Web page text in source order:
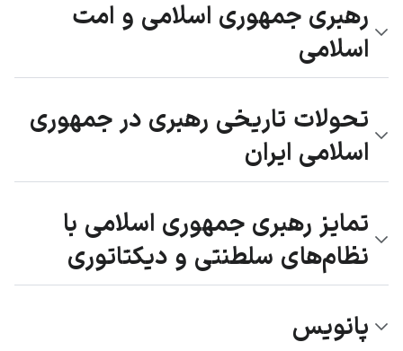
رهبری جمهوری اسلامی و امت
اسلامی
تحولات تاریخی رهبری در جمهوری
اسلامی ایران
تمایز رهبری جمهوری اسلامی با
نظام‌های سلطنتی و دیکتاتوری
پانویس